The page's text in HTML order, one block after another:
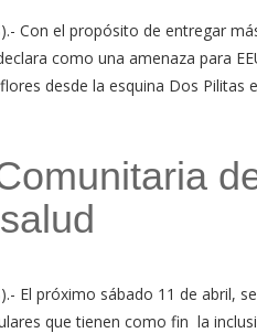
Con el propósito de entregar
como una amenaza para
desde la esquina Dos Pilitas
El próximo sábado 11 de abril,
que tienen como fin la